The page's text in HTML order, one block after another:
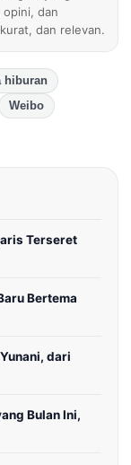
dan
dan relevan.
hiburan
Weibo
Terseret
Bertema
dari
Bulan Ini,